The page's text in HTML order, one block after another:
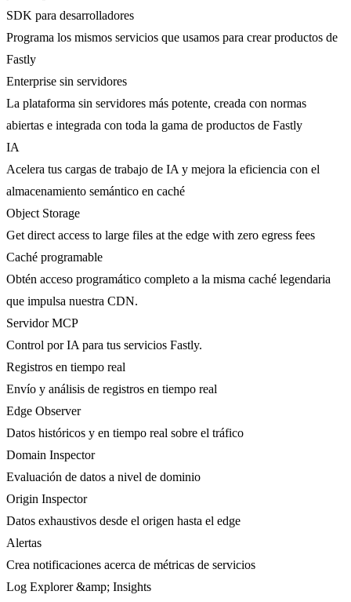
SDK para desarrolladores
Programa los mismos servicios que usamos para crear productos de
Fastly
Enterprise sin servidores
La plataforma sin servidores más potente, creada con normas
abiertas e integrada con toda la gama de productos de Fastly
IA
Acelera tus cargas de trabajo de IA y mejora la eficiencia con el
almacenamiento semántico en caché
Object Storage
Get direct access to large files at the edge with zero egress fees
Caché programable
Obtén acceso programático completo a la misma caché legendaria
que impulsa nuestra CDN.
Servidor MCP
Control por IA para tus servicios Fastly.
Registros en tiempo real
Envío y análisis de registros en tiempo real
Edge Observer
Datos históricos y en tiempo real sobre el tráfico
Domain Inspector
Evaluación de datos a nivel de dominio
Origin Inspector
Datos exhaustivos desde el origen hasta el edge
Alertas
Crea notificaciones acerca de métricas de servicios
Log Explorer &amp; Insights